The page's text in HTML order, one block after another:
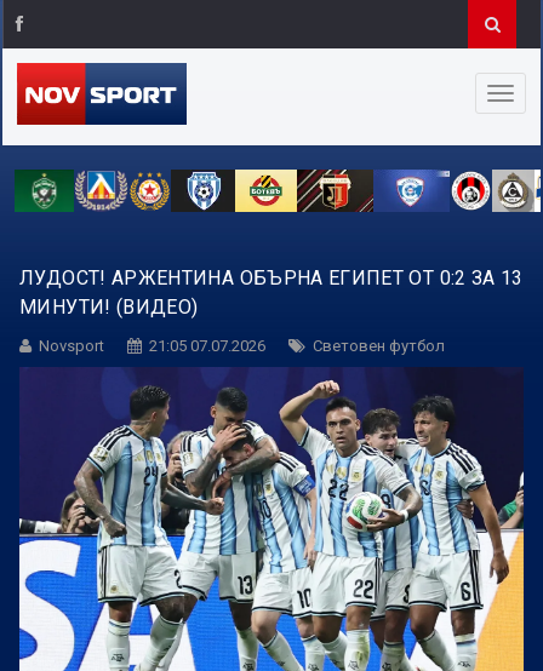
ЛУДОСТ! АРЖЕНТИНА ОБЪРНА ЕГИПЕТ ОТ 0:2 ЗА 13
МИНУТИ! (ВИДЕО)
Novsport 21:05 07.07.2026 Световен футбол